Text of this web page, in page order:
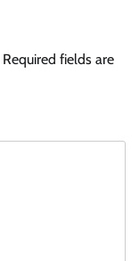
Required fields are